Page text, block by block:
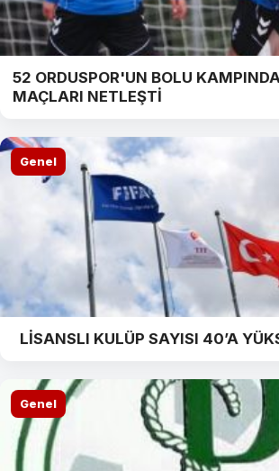
52 ORDUSPOR'UN BOLU
MAÇLARI NETLEŞTİ
Genel
LİSANSLI KULÜP SAYISI 40’A
Genel